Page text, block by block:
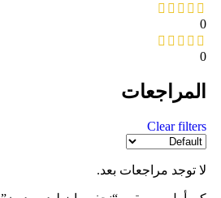
0
0
المراجعات
Clear filters
لا توجد مراجعات بعد.